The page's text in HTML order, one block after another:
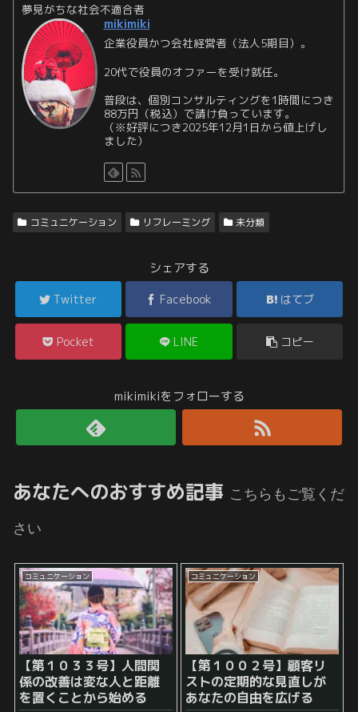
夢見がちな社会不適合者
mikimiki
企業役員かつ会社経営者（法人5期目）。
20代で役員のオファーを受け就任。
普段は、個別コンサルティングを1時間につき
88万円（税込）で請け負っています。
（※好評につき2025年12月1日から値上げし
ました）
コミュニケーション リフレーミング 未分類
シェアする
Twitter Facebook はてブ
Pocket LINE コピー
mikimikiをフォローする
あなたへのおすすめ記事 こちらもご覧くだ
さい
コミュニケーション
【第１０３３号】人間関
係の改善は変な人と距離
を置くことから始める
コミュニケーション
【第１００２号】顧客リ
ストの定期的な見直しが
あなたの自由を広げる